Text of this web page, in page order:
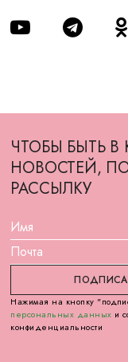
ЧТОБЫ БЫТЬ
НОВОСТЕЙ,
РАССЫЛКУ
Нажимая на кнопку
персональных данных и
конфиденциальности